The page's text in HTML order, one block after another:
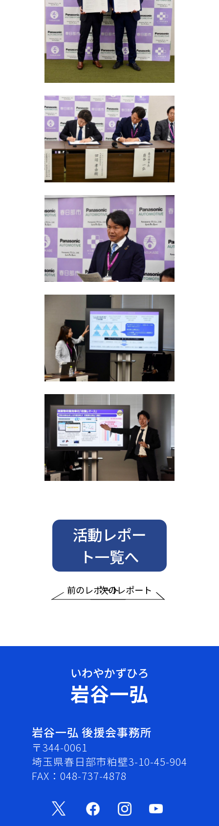
前のレポート
活動レポー
ト一覧へ
次のレポート
岩谷一弘
岩谷一弘 後援会事務所
〒344-0061
埼玉県春日部市粕壁3-10-45-904
FAX：048-737-4878